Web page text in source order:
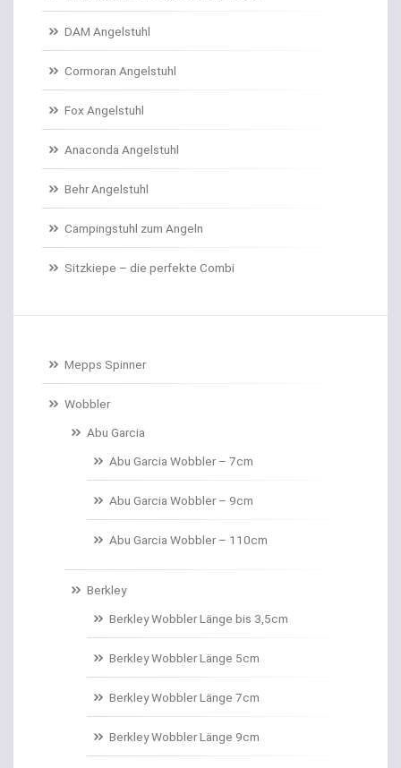
Angelschnur Zander/Barsch
Angelstühle
Angelstuhl Behr
Anti Tangle Booms
Assist Hooks
Auftriebskugeln
Auftriebssysteme für Köder
Baitcastrollen
Baitformer für Forellenteig
Banksticks/Erdspeere
Barrows & Trolleys
Barschhaken gebunden
Bauchtaschen
Bedchairs
DAM Angelstuhl
Cormoran Angelstuhl
Fox Angelstuhl
Anaconda Angelstuhl
Behr Angelstuhl
Campingstuhl zum Angeln
Sitzkiepe – die perfekte Combi
Mepps Spinner
Wobbler
Abu Garcia
Abu Garcia Wobbler – 7cm
Abu Garcia Wobbler – 9cm
Abu Garcia Wobbler – 110cm
Berkley
Berkley Wobbler Länge bis 3,5cm
Berkley Wobbler Länge 5cm
Berkley Wobbler Länge 7cm
Berkley Wobbler Länge 9cm